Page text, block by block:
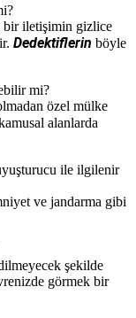
bir iletişimin gizlice
Dedektiflerin böyle
mi?
özel mülke
alanlarda
ile ilgilenir
ve jandarma gibi
şekilde
görmek bir